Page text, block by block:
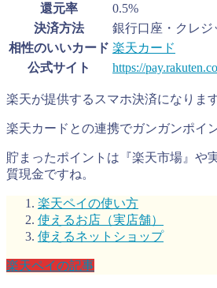
還元率
0.5%
決済方法
銀行口座・クレジ
相性のいいカード 楽天カード
公式サイト
https://
楽天が提供するスマホ決済になります
楽天カードとの連携でガンガンポイ
貯まったポイントは『楽天市場』や
質現金ですね。
楽天ペイの使い方
使えるお店（実店舗）
使えるネットショップ
楽天ペイの記事